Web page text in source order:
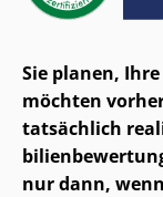
Sie planen,
möchten
tatsächlich
nur dann,